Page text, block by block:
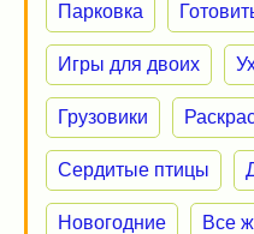
Парковка
Игры для двоих
Грузовики
Сердитые птицы
Новогодние Все